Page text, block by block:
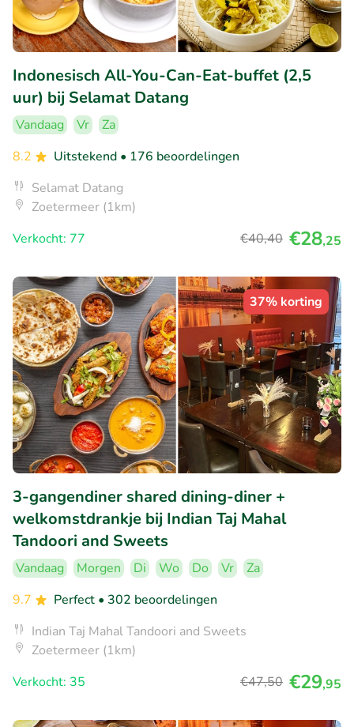
Indonesisch All-You-Can-Eat-buffet (2,5
uur) bij Selamat Datang
Vandaag Vr
Za
8.2
Uitstekend • 176 beoordelingen
Selamat Datang
Zoetermeer (1km)
Verkocht: 77
€40,40 €28,25
37% korting
3-gangendiner shared dining-diner +
welkomstdrankje bij Indian Taj Mahal
Tandoori and Sweets
Vandaag Morgen Di Wo Do Vr
Za
9.7
Perfect • 302 beoordelingen
Indian Taj Mahal Tandoori and Sweets
Zoetermeer (1km)
Verkocht: 35
€47,50 €29,95